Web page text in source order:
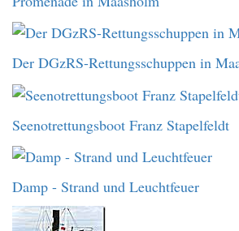
Der DGzRS-Rettungsschuppen in
Seenotrettungsboot Franz Stapelfeldt
Damp - Strand und Leuchtfeuer